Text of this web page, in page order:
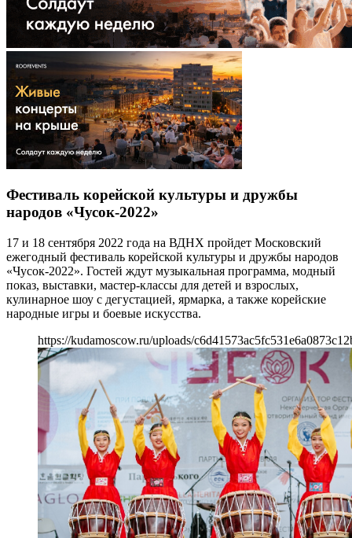
Фестиваль корейской культуры и дружбы
народов «Чусок-2022»
17 и 18 сентября 2022 года на ВДНХ пройдет Московский
ежегодный фестиваль корейской культуры и дружбы народов
«Чусок-2022». Гостей ждут музыкальная программа, модный
показ, выставки, мастер-классы для детей и взрослых,
кулинарное шоу с дегустацией, ярмарка, а также корейские
народные игры и боевые искусства.
https://kudamoscow.ru/uploads/